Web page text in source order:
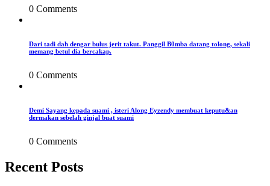
0 Comments
Dari tadi dah dengar bulus jerit takut. Panggil B0mba datang tolong, sekali
memang betul dia bercakap.
0 Comments
Demi Sayang kepada suami , isteri Along Eyzendy membuat keputu&an
dermakan sebelah ginjal buat suami
0 Comments
Recent Posts